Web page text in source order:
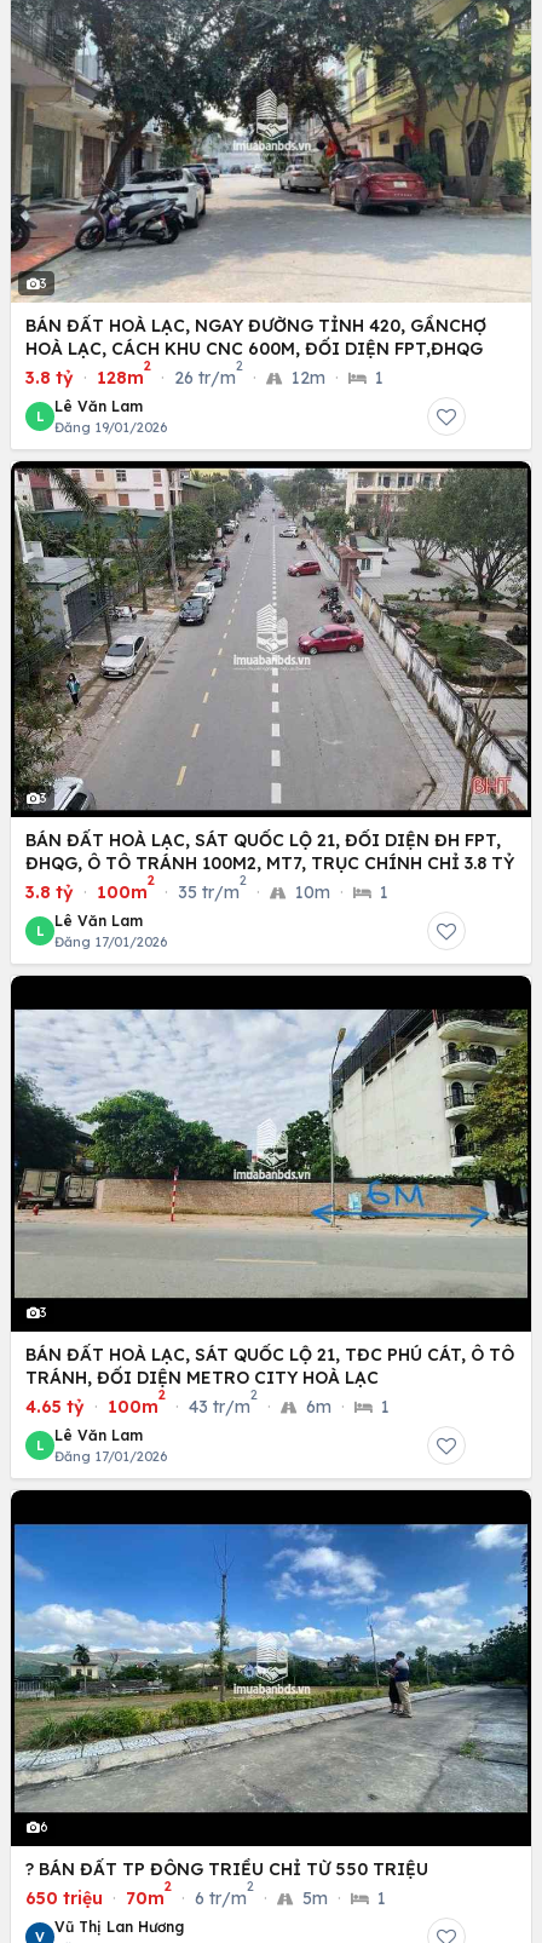
3
BÁN ĐẤT HOÀ LẠC, NGAY ĐƯỜNG TỈNH 420, GẦNCHỢ
HOÀ LẠC, CÁCH KHU CNC 600M, ĐỐI DIỆN FPT,ĐHQG
3.8 tỷ · 128m
2
· 26 tr/m
2
· 12m · 1
L
Lê Văn Lam
Đăng 19/01/2026
3
BÁN ĐẤT HOÀ LẠC, SÁT QUỐC LỘ 21, ĐỐI DIỆN ĐH FPT,
ĐHQG, Ô TÔ TRÁNH 100M2, MT7, TRỤC CHÍNH CHỈ 3.8 TỶ
3.8 tỷ · 100m
2
· 35 tr/m
2
· 10m · 1
L
Lê Văn Lam
Đăng 17/01/2026
3
BÁN ĐẤT HOÀ LẠC, SÁT QUỐC LỘ 21, TĐC PHÚ CÁT, Ô TÔ
TRÁNH, ĐỐI DIỆN METRO CITY HOÀ LẠC
4.65 tỷ · 100m
2
· 43 tr/m
2
· 6m · 1
L
Lê Văn Lam
Đăng 17/01/2026
6
? BÁN ĐẤT TP ĐÔNG TRIỀU CHỈ TỪ 550 TRIỆU
650 triệu · 70m
2
· 6 tr/m
2
· 5m · 1
V
Vũ Thị Lan Hương